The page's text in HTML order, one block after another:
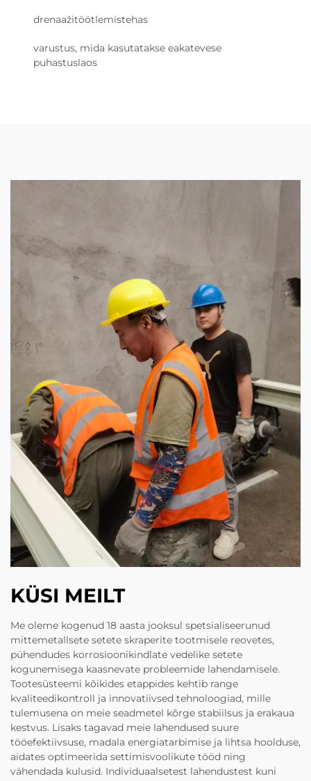
drenaažitöötlemistehas
varustus, mida kasutatakse eakatevese
puhastuslaos
KÜSI MEILT
Me oleme kogenud 18 aasta jooksul spetsialiseerunud
mittemetallsete setete skraperite tootmisele reovetes,
pühendudes korrosioonikindlate vedelike setete
kogunemisega kaasnevate probleemide lahendamisele.
Tootesüsteemi kõikides etappides kehtib range
kvaliteedikontroll ja innovatiivsed tehnoloogiad, mille
tulemusena on meie seadmetel kõrge stabiilsus ja erakaua
kestvus. Lisaks tagavad meie lahendused suure
tööefektiivsuse, madala energiatarbimise ja lihtsa hoolduse,
aidates optimeerida settimisvoolikute tööd ning
vähendada kulusid. Individuaalsetest lahendustest kuni